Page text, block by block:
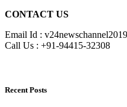
CONTACT US
Email Id :
Call Us : +91-94415-32308
Recent Posts